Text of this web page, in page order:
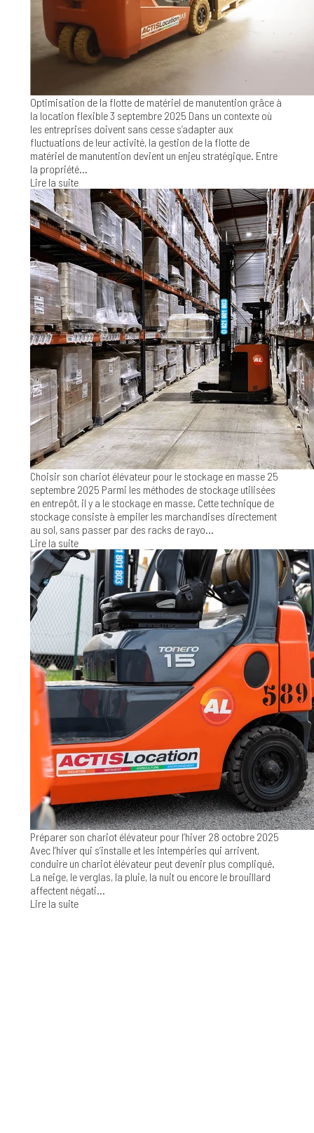
Optimisation de la flotte de matériel de manutention grâce à
la location flexible3 septembre 2025 Dans un contexte où
les entreprises doivent sans cesse s’adapter aux
fluctuations de leur activité, la gestion de la flotte de
matériel de manutention devient un enjeu stratégique. Entre
la propriété...
Lire la suite
Choisir son chariot élévateur pour le stockage en masse 25
septembre 2025 Parmi les méthodes de stockage utilisées
en entrepôt, il y a le stockage en masse. Cette technique de
stockage consiste à empiler les marchandises directement
au sol, sans passer par des racks de rayo...
Lire la suite
Préparer son chariot élévateur pour l’hiver 28 octobre 2025
Avec l’hiver qui s’installe et les intempéries qui arrivent,
conduire un chariot élévateur peut devenir plus compliqué.
La neige, le verglas, la pluie, la nuit ou encore le brouillard
affectent négati...
Lire la suite